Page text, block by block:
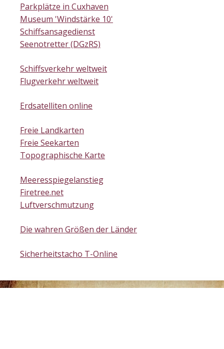
Parkplätze in Cuxhaven
Museum 'Windstärke 10'
Schiffsansagedienst
Seenotretter (DGzRS)
Schiffsverkehr weltweit
Flugverkehr weltweit
Erdsatelliten online
Freie Landkarten
Freie Seekarten
Topographische Karte
Meeresspiegelanstieg
Firetree.net
Luftverschmutzung
Die wahren Größen der Länder
Sicherheitstacho T-Online